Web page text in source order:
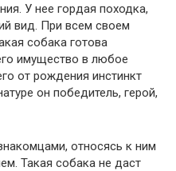
У нее гордая походка,
вид. При всем своем
собака готова
имущество в любое
от рождения инстинкт
он победитель, герой,
относясь к ним
Такая собака не даст